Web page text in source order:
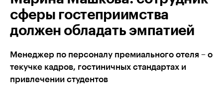
сферы гостеприимства
должен обладать эмпатией
Менеджер по персоналу премиального отеля – о
текучке кадров, гостиничных стандартах и
привлечении студентов